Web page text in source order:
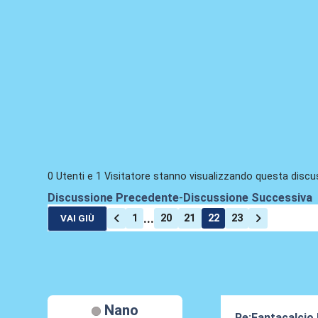
0 Utenti e 1 Visitatore stanno visualizzando questa
Discussione Precedente- Discussione Successiva
VAI GIÙ 1 ... 20 21 22 23
Nano